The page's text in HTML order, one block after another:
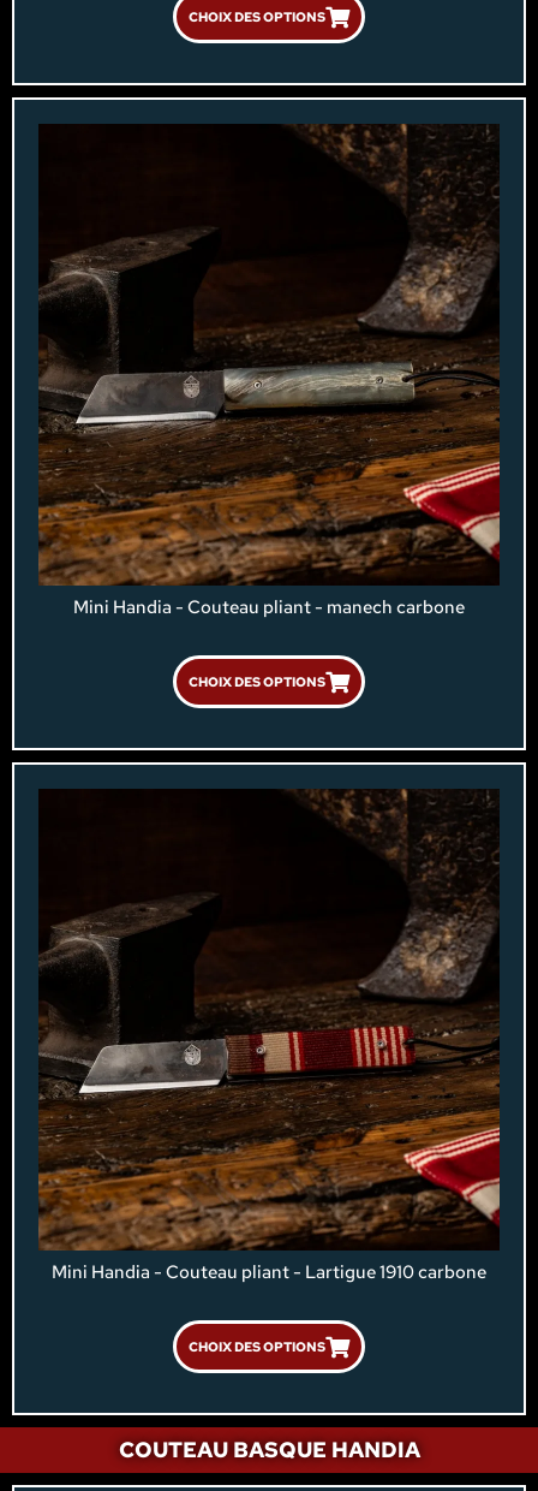
CHOIX DES OPTIONS
Mini Handia - Couteau pliant - manech carbone
CHOIX DES OPTIONS
Mini Handia - Couteau pliant - Lartigue 1910 carbone
CHOIX DES OPTIONS
COUTEAU BASQUE HANDIA